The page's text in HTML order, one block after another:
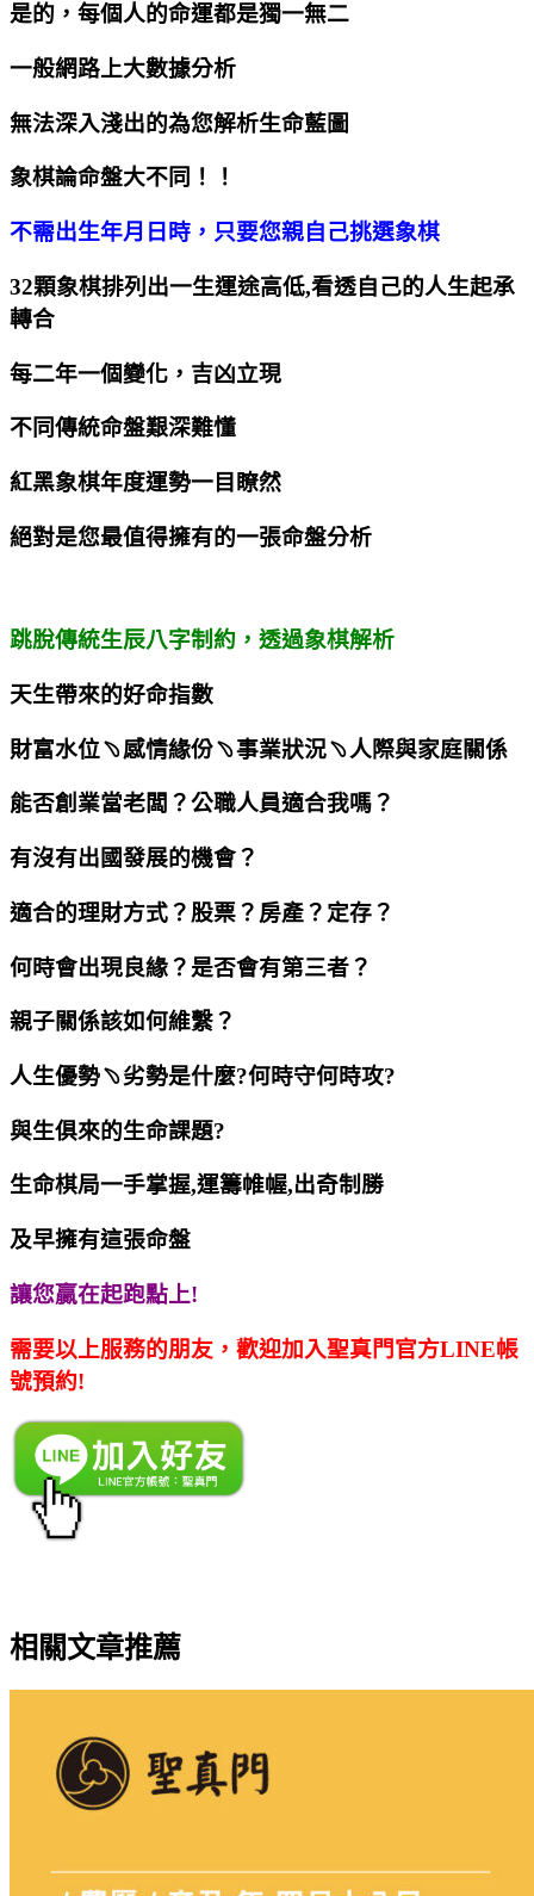
是的，每個人的命運都是獨一無二
一般網路上大數據分析
無法深入淺出的為您解析生命藍圖
象棋論命盤大不同！！
不需出生年月日時，只要您親自己挑選象棋
32顆象棋排列出一生運途高低,看透自己的人生起承
轉合
每二年一個變化，吉凶立現
不同傳統命盤艱深難懂
紅黑象棋年度運勢一目瞭然
絕對是您最值得擁有的一張命盤分析
跳脫傳統生辰八字制約，透過象棋解析
天生帶來的好命指數
財富水位﹆感情緣份﹆事業狀況﹆人際與家庭關係
能否創業當老闆？公職人員適合我嗎？
有沒有出國發展的機會？
適合的理財方式？股票？房產？定存？
何時會出現良緣？是否會有第三者？
親子關係該如何維繫？
人生優勢﹆劣勢是什麼?何時守何時攻?
與生俱來的生命課題?
生命棋局一手掌握,運籌帷幄,出奇制勝
及早擁有這張命盤
讓您贏在起跑點上!
需要以上服務的朋友，歡迎加入聖真門官方LINE帳
號預約!
相關文章推薦